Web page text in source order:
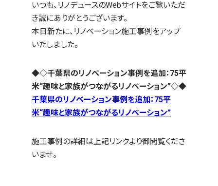
いつも、リノデュースのWebサイトをご覧いただ
き誠にありがとうございます。
本日新たに、リノベーション施工事例をアップ
いたしました。
◆◇千葉県のリノベーション事例を追加：75平
米“趣味と家族がつながるリノベーション”◇◆
千葉県のリノベーション事例を追加：75平
米“趣味と家族がつながるリノベーション”
施工事例の詳細は上記リンクより御閲覧くださ
いませ。